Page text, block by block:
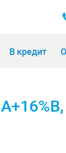
В кредит